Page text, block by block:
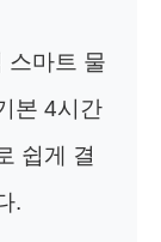
스마트 물
본 4시간
쉽게 결
.